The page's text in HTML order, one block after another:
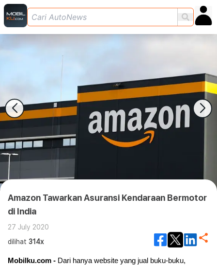
Amazon Tawarkan Asuransi Kendaraan Bermotor
di India
27 July 2020
dilihat 314x
Mobilku.com - Dari hanya website yang jual buku-buku,